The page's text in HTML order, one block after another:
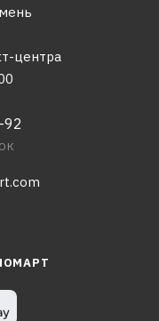
центра
92